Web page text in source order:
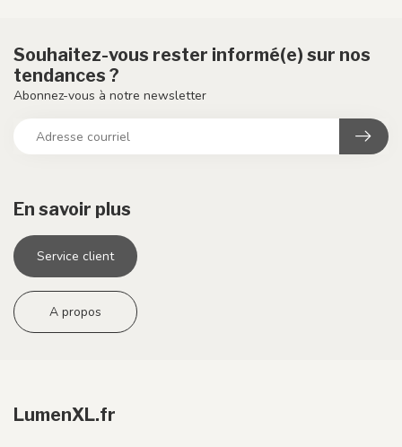
En savoir plus
Service client
A propos
Souhaitez-vous rester informé(e) sur nos
tendances ?
Abonnez-vous à notre newsletter
LumenXL.fr